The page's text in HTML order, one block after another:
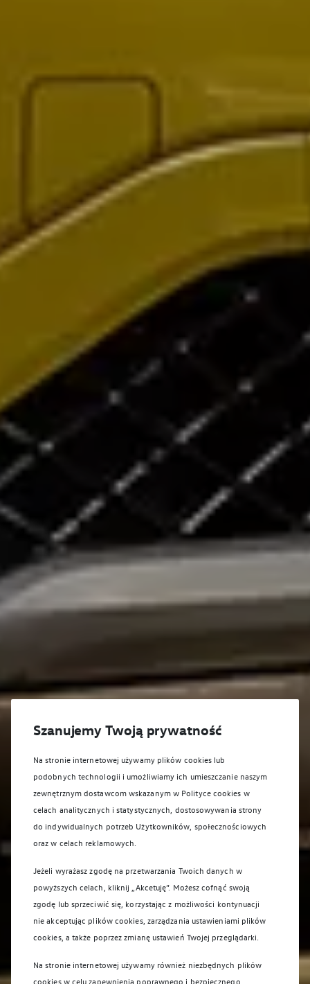
Szanujemy Twoją prywatność
Na stronie internetowej używamy plików cookies lub
podobnych technologii i umożliwiamy ich umieszczanie naszym
zewnętrznym dostawcom wskazanym w Polityce cookies w
celach analitycznych i statystycznych, dostosowywania strony
do indywidualnych potrzeb Użytkowników, społecznościowych
oraz w celach reklamowych.
Jeżeli wyrażasz zgodę na przetwarzania Twoich danych w
powyższych celach, kliknij „Akcetuję”. Możesz cofnąć swoją
zgodę lub sprzeciwić się, korzystając z możliwości kontynuacji
nie akceptując plików cookies, zarządzania ustawieniami plików
cookies, a także poprzez zmianę ustawień Twojej przeglądarki.
Na stronie internetowej używamy również niezbędnych plików
cookies w celu zapewnienia poprawnego i bezpiecznego